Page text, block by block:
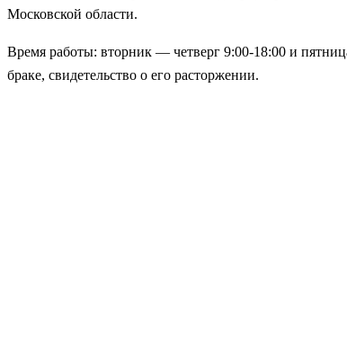
Московской области.
Время работы: вторник — четверг 9:00-18:00 и
браке, свидетельство о его расторжении.